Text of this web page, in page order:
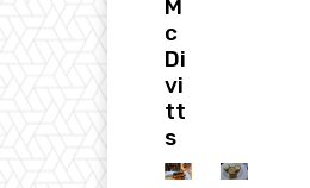
M
c
Di
vi
tt
s